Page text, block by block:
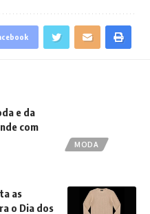
MODA
e da
com
as
o Dia dos